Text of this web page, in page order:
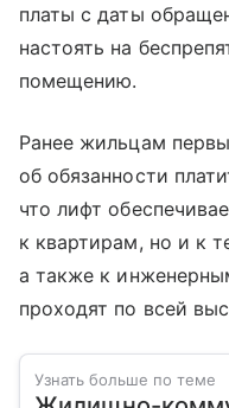
платы с даты
настоять на
помещению.
Ранее жильцам
об обязанности
что лифт
к квартирам, но и к
а также к
проходят по всей
Узнать больше по теме